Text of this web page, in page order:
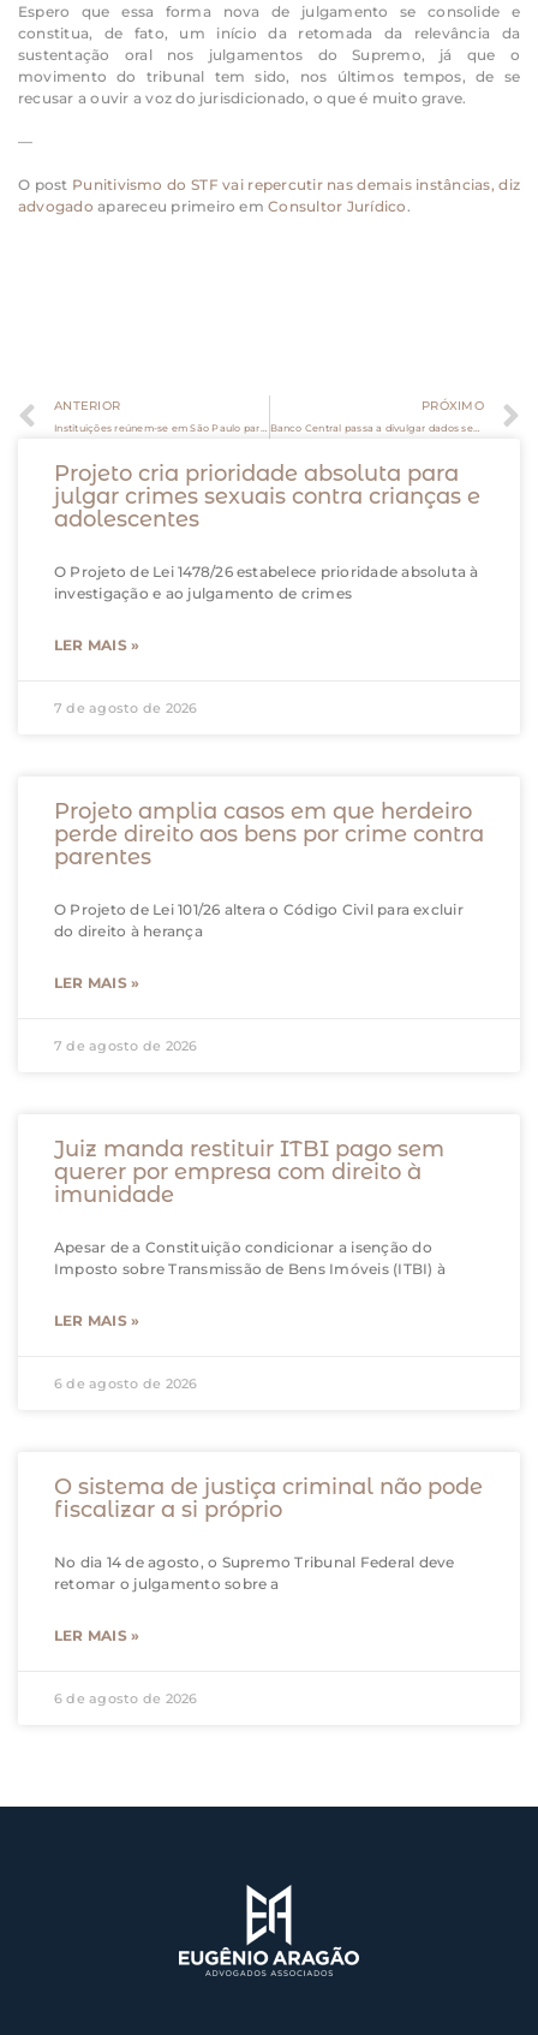
Espero que essa forma nova de julgamento se consolide e
constitua, de fato, um início da retomada da relevância da
sustentação oral nos julgamentos do Supremo, já que o
movimento do tribunal tem sido, nos últimos tempos, de se
recusar a ouvir a voz do jurisdicionado, o que é muito grave.
—
O post Punitivismo do STF vai repercutir nas demais instâncias, diz
advogado apareceu primeiro emConsultor Jurídico .
ANTERIOR PRÓXIMO
Banco Central passa a divulgar dados setoriais do seu Índice de Atividade Econômica (IBC-Br)
Projeto cria prioridade absoluta para
julgar crimes sexuais contra crianças e
adolescentes
O Projeto de Lei 1478/26 estabelece prioridade absoluta à
investigação e ao julgamento de crimes
LER MAIS »
7 de agosto de 2026
Projeto amplia casos em que herdeiro
perde direito aos bens por crime contra
parentes
O Projeto de Lei 101/26 altera o Código Civil para excluir
do direito à herança
LER MAIS »
7 de agosto de 2026
Juiz manda restituir ITBI pago sem
querer por empresa com direito à
imunidade
Apesar de a Constituição condicionar a isenção do
Imposto sobre Transmissão de Bens Imóveis (ITBI) à
LER MAIS »
6 de agosto de 2026
O sistema de justiça criminal não pode
fiscalizar a si próprio
No dia 14 de agosto, o Supremo Tribunal Federal deve
retomar o julgamento sobre a
LER MAIS »
6 de agosto de 2026